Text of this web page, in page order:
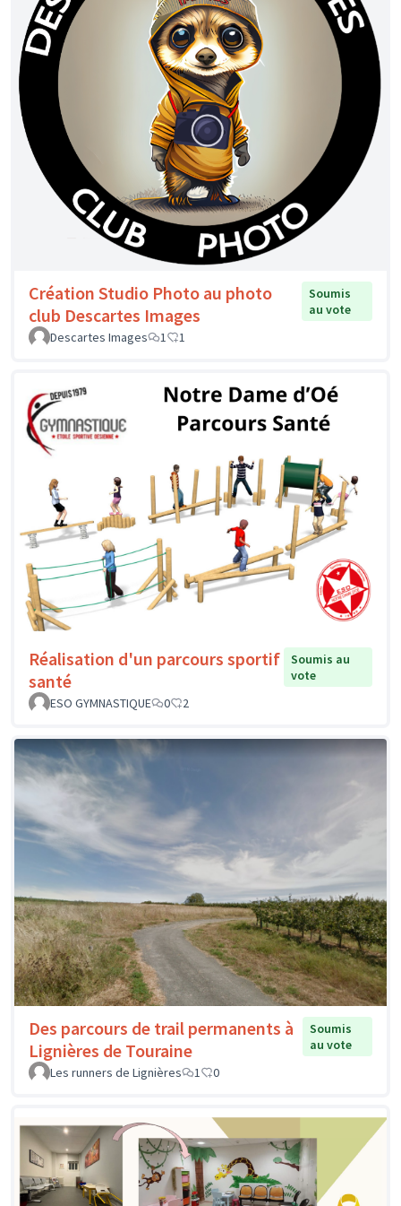
Création Studio Photo au photo
club Descartes Images
Soumis
au vote
Descartes Images
1 1
Réalisation d'un parcours sportif
santé
Soumis au
vote
ESO GYMNASTIQUE
0 2
Des parcours de trail permanents à
Lignières de Touraine
Soumis
au vote
Les runners de Lignières
1 0